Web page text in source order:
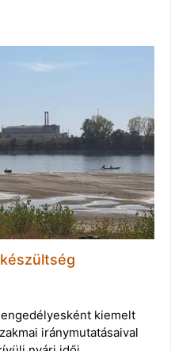
kiemelt
iránymutatásaival